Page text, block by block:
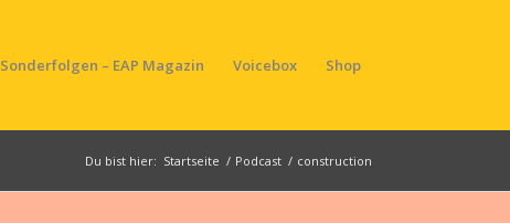
Sonderfolgen – EAP Magazin Voicebox Shop
Du bist hier: Startseite / Podcast / construction